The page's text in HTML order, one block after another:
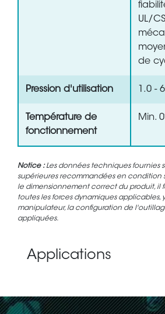
UL/
de
Pression d'utilisation 1.0 -
Température de
fonctionnement
Min.
Notice :Les données techniques fournies
supérieures recommandées en condition
le dimensionnement correct du produit, il
toutes les forces dynamiques applicables,
manipulateur, la configuration de
appliquées.
Applications